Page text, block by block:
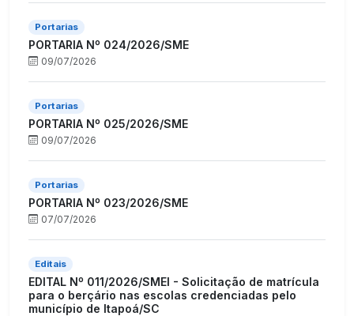
Portarias
PORTARIA Nº 024/2026/SME
09/07/2026
Portarias
PORTARIA Nº 025/2026/SME
09/07/2026
Portarias
PORTARIA Nº 023/2026/SME
07/07/2026
Editais
EDITAL Nº 011/2026/SMEI - Solicitação de matrícula
para o berçário nas escolas credenciadas pelo
município de Itapoá/SC